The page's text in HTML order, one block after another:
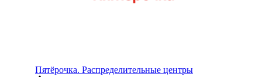
Пятёрочка. Распределительные центры